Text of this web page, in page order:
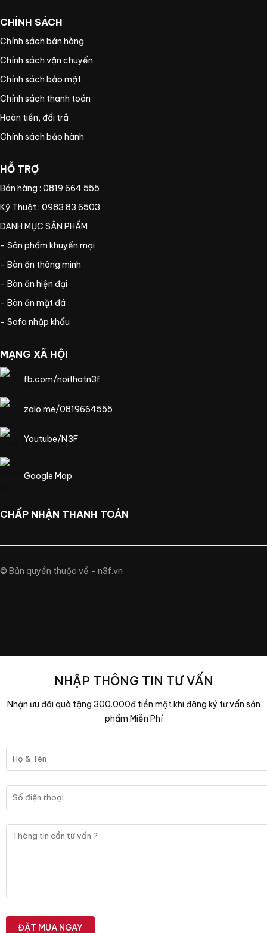
CHÍNH SÁCH
Chính sách bán hàng
Chính sách vận chuyển
Chính sách bảo mật
Chính sách thanh toán
Hoàn tiền, đổi trả
Chính sách bảo hành
HỖ TRỢ
Bán hàng : 0819 664 555
Kỹ Thuật : 0983 83 6503
DANH MỤC SẢN PHẨM
- Sản phẩm khuyến mại
- Bàn ăn thông minh
- Bàn ăn hiện đại
- Bàn ăn mặt đá
- Sofa nhập khẩu
MẠNG XÃ HỘI
fb.com/noithatn3f
zalo.me/0819664555
Youtube/N3F
Google Map
CHẤP NHẬN THANH TOÁN
© Bản quyền thuộc về - n3f.vn
NHẬP THÔNG TIN TƯ VẤN
Nhận ưu đãi quà tặng 300.000đ tiền mặt khi đăng ký tư vấn sản
phẩm Miễn Phí